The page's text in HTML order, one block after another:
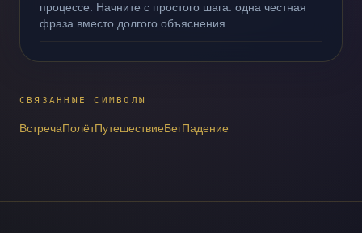
процессе. Начните с простого шага: одна честная
фраза вместо долгого объяснения.
СВЯЗАННЫЕ СИМВОЛЫ
ВстречаПолётПутешествиеБегПадение